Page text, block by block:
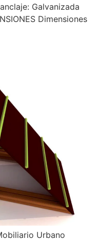
Galvanizada
Dimensiones
Urbano